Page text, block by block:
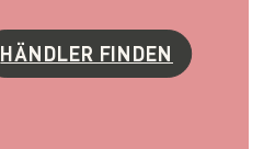
HÄNDLER FINDEN